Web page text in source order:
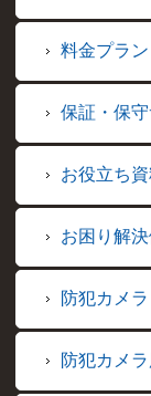
料金プラン
保証・保
お役立ち
お困り解決
防犯カメ
防犯カメ